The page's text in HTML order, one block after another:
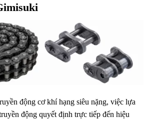
động cơ khí hạng siêu nặng, việc lựa
động quyết định trực tiếp đến hiệu